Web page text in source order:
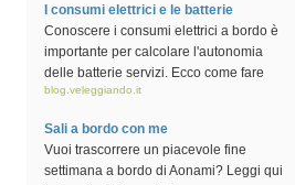
I consumi elettrici e le batterie
Conoscere i consumi elettrici a bordo è
importante per calcolare l'autonomia
delle batterie servizi. Ecco come fare
blog.veleggiando.it
Sali a bordo con me
Vuoi trascorrere un piacevole fine
settimana a bordo di Aonami? Leggi qui